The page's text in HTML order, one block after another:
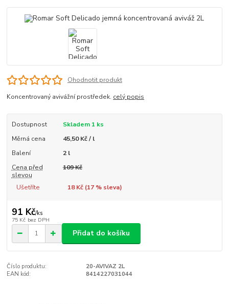
Ohodnotit produkt
Koncentrovaný avivážní prostředek. celý popis
Dostupnost
Skladem 1 ks
Měrná cena
45,50 Kč / l
Balení
2 l
Cena před
slevou
109 Kč
Ušetříte 18 Kč (17% sleva)
91 Kč/ks
75 Kč bez DPH
Přidat do košíku
Číslo produktu:
20-AVIVAZ 2L
EAN kód:
8414227031044